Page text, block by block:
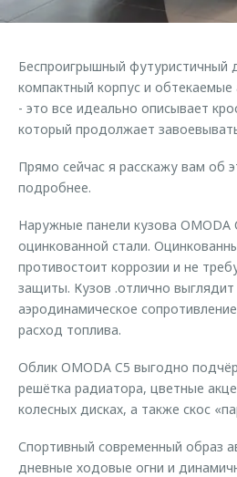
Страхование
Аксессуары
Одежда и сувениры
Оригинальные аксессуары
Запчасти
Калькулятор трейд-ин
Руководства по эксплуатации
O&J Автоклуб
Клуб владельцев OMODA
Приложение O&J
Аксессуары
Оригинальные аксессуары
Запчасти
Обратная связь
Беспроигрышный футуристичный
компактный корпус и
- это все идеально описывает
который продолжает
Прямо сейчас я расскажу вам об
подробнее.
Наружные панели кузова OMODA
оцинкованной стали.
противостоит коррозии и не
защиты. Кузов .отлично выглядит
аэродинамическое
расход топлива.
Облик OMODA C5 выгодно
решётка радиатора, цветные
колесных дисках, а также скос
Спортивный современный образ
дневные ходовые огни и